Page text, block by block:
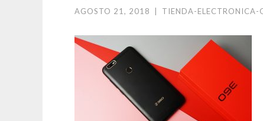
AGOSTO 21, 2018 TIENDA-ELECTRONICA-